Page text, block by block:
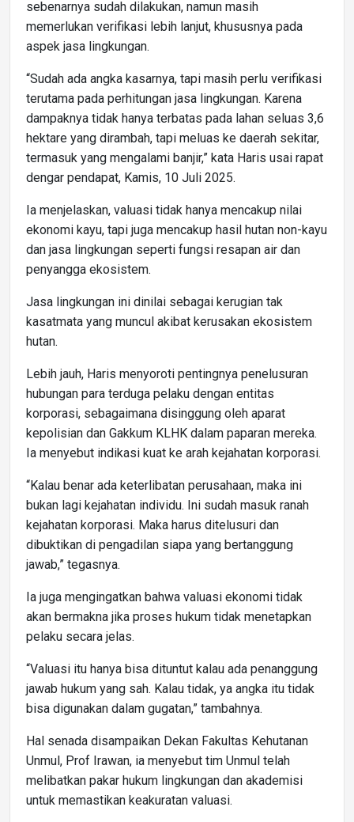
sebenarnya sudah dilakukan, namun masih
memerlukan verifikasi lebih lanjut, khususnya pada
aspek jasa lingkungan.
“Sudah ada angka kasarnya, tapi masih perlu verifikasi
terutama pada perhitungan jasa lingkungan. Karena
dampaknya tidak hanya terbatas pada lahan seluas 3,6
hektare yang dirambah, tapi meluas ke daerah sekitar,
termasuk yang mengalami banjir,” kata Haris usai rapat
dengar pendapat, Kamis, 10 Juli 2025.
Ia menjelaskan, valuasi tidak hanya mencakup nilai
ekonomi kayu, tapi juga mencakup hasil hutan non-kayu
dan jasa lingkungan seperti fungsi resapan air dan
penyangga ekosistem.
Jasa lingkungan ini dinilai sebagai kerugian tak
kasatmata yang muncul akibat kerusakan ekosistem
hutan.
Lebih jauh, Haris menyoroti pentingnya penelusuran
hubungan para terduga pelaku dengan entitas
korporasi, sebagaimana disinggung oleh aparat
kepolisian dan Gakkum KLHK dalam paparan mereka.
Ia menyebut indikasi kuat ke arah kejahatan korporasi.
“Kalau benar ada keterlibatan perusahaan, maka ini
bukan lagi kejahatan individu. Ini sudah masuk ranah
kejahatan korporasi. Maka harus ditelusuri dan
dibuktikan di pengadilan siapa yang bertanggung
jawab,” tegasnya.
Ia juga mengingatkan bahwa valuasi ekonomi tidak
akan bermakna jika proses hukum tidak menetapkan
pelaku secara jelas.
“Valuasi itu hanya bisa dituntut kalau ada penanggung
jawab hukum yang sah. Kalau tidak, ya angka itu tidak
bisa digunakan dalam gugatan,” tambahnya.
Hal senada disampaikan Dekan Fakultas Kehutanan
Unmul, Prof Irawan, ia menyebut tim Unmul telah
melibatkan pakar hukum lingkungan dan akademisi
untuk memastikan keakuratan valuasi.